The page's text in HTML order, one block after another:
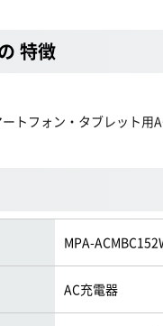
特徴
トフォン・タブレット用
MPA-
AC充電器